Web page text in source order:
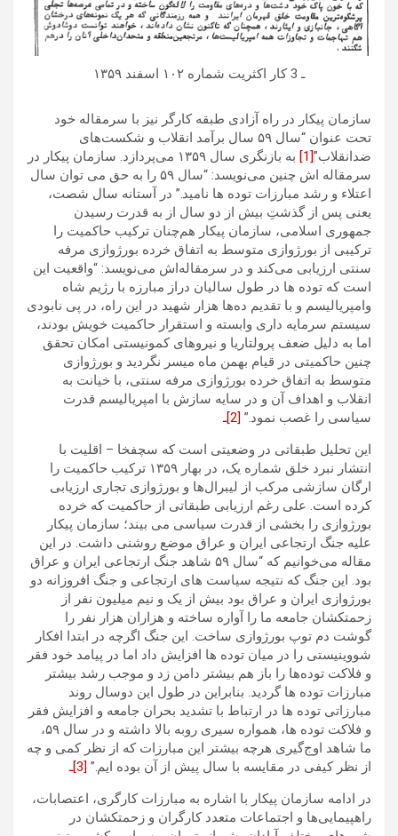
ـ 3 کار اکثریت شماره ۱۰۲ اسفند ۱۳۵۹
سازمان پیکار در راه آزادی طبقه کارگر نیز با سرمقاله خود
تحت عنوان “سال ۵۹ سال برآمد انقلاب و شکست‌های
ضدانقلاب”[1]
به بازنگری سال ۱۳۵۹ می‌پردازد. سازمان پیکار در
سرمقاله اش چنین می‌نویسد: “سال ۵۹ را به حق می توان سال
اعتلاء و رشد مبارزات توده ها نامید.” در آستانه سال شصت،
یعنی پس از گذشتِ بیش از دو سال از به قدرت رسیدن
جمهوری اسلامی، سازمان پیکار هم‌چنان ترکیب حاکمیت را
ترکیبی از بورژوازی متوسط به اتفاق خرده بورژوازی مرفه
سنتی ارزیابی می‌کند و در سرمقاله‌اش می‌نویسد: “واقعیت این
است که توده ها در طول سالیان دراز مبارزه با رژیم شاه
وامپریالیسم و با تقدیم ده‌ها هزار شهید در این راه، در پی نابودی
سیستم سرمایه داری وابسته و استقرار حاکمیت خویش بودند،
اما به دلیل ضعف پرولتاریا و نیروهای کمونیستی امکان تحقق
چنین حاکمیتی در قیام بهمن ماه میسر نگردید و بورژوازی
متوسط به اتفاق خرده بورژوازی مرفه سنتی، با خیانت به
انقلاب و اهداف آن و در سایه سازش با امپریالیسم قدرت
سیاسی را غصب نمود.” [2]ـ
این تحلیل طبقاتی در وضعیتی است که سچفخا – اقلیت با
انتشار نبرد خلق شماره یک، در بهار ۱۳۵۹ ترکیب حاکمیت را
ارگان سازشی مرکب از لیبرال‌ها و بورژوازی تجاری ارزیابی
کرده است. علی رغم ارزیابی طبقاتی از حاکمیت که خرده
بورژوازی را بخشی از قدرت سیاسی می بیند؛ سازمان پیکار
علیه جنگ ارتجاعی ایران و عراق موضع روشنی داشت. در این
مقاله ‌می‌خوانیم که “سال ۵۹ شاهد جنگ ارتجاعی ایران و عراق
بود. این جنگ که نتیجه سیاست های ارتجاعی و جنگ افروزانه دو
بورژوازی ایران و عراق بود بیش از یک و نیم میلیون نفر از
زحمتکشان جامعه ما را آواره ساخته و هزاران هزار نفر را
گوشت دم توپ بورژوازی ساخت. این جنگ اگرچه در ابتدا افکار
شووینیستی را در میان توده ها افزایش داد اما در پیامد خود فقر
و فلاکت توده‌ها را باز هم بیشتر دامن زد و موجب رشد بیشتر
مبارزات توده ها گردید. بنابراین در طول این دوسال روند
مبارزاتی توده ها در ارتباط با تشدید بحران جامعه و افزایش فقر
و فلاکت توده ها، همواره سیری روبه بالا داشته و در سال ۵۹،
ما شاهد اوج‌گیری هرچه بیشتر این مبارزات که از نظر کمی و چه
از نظر کیفی در مقایسه با سال پیش از آن بوده ایم.” [3]ـ
در ادامه سازمان پیکار با اشاره به مبارزات کارگری، اعتصابات،
راهپیمایی‌ها و اجتماعات متعدد کارگران و زحمتکشان در